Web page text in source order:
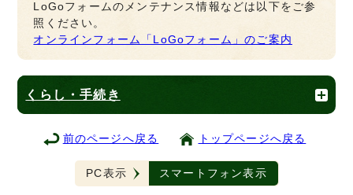
LoGoフォームのメンテナンス情報などは以下をご参
照ください。
オンラインフォーム「LoGoフォーム」のご案内
くらし・手続き
前のページへ戻る トップページへ戻る
PC表示 スマートフォン表示